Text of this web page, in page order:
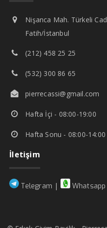
Nişanca Mah. Türkeli
Fatih/İstanbul
(212) 458 25 25
(532) 300 86 65
pierrecassi@gmail.com
Hafta İçi - 08:00-19:00
Hafta Sonu - 08:00-14:00
İletişim
Telegram | Whatsapp